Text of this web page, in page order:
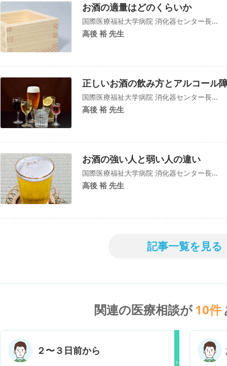
お酒の適量はどのくらいか
国際医療福祉大学病院 消化器センター長...
高後 裕 先生
正しいお酒の飲み方とアルコール
国際医療福祉大学病院 消化器センター長...
高後 裕 先生
お酒の強い人と弱い人の違い
国際医療福祉大学病院 消化器センター長...
高後 裕 先生
記事一覧を見る
関連の医療相談が10件
２〜３日前から